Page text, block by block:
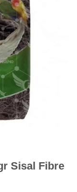
Sisal Fibre